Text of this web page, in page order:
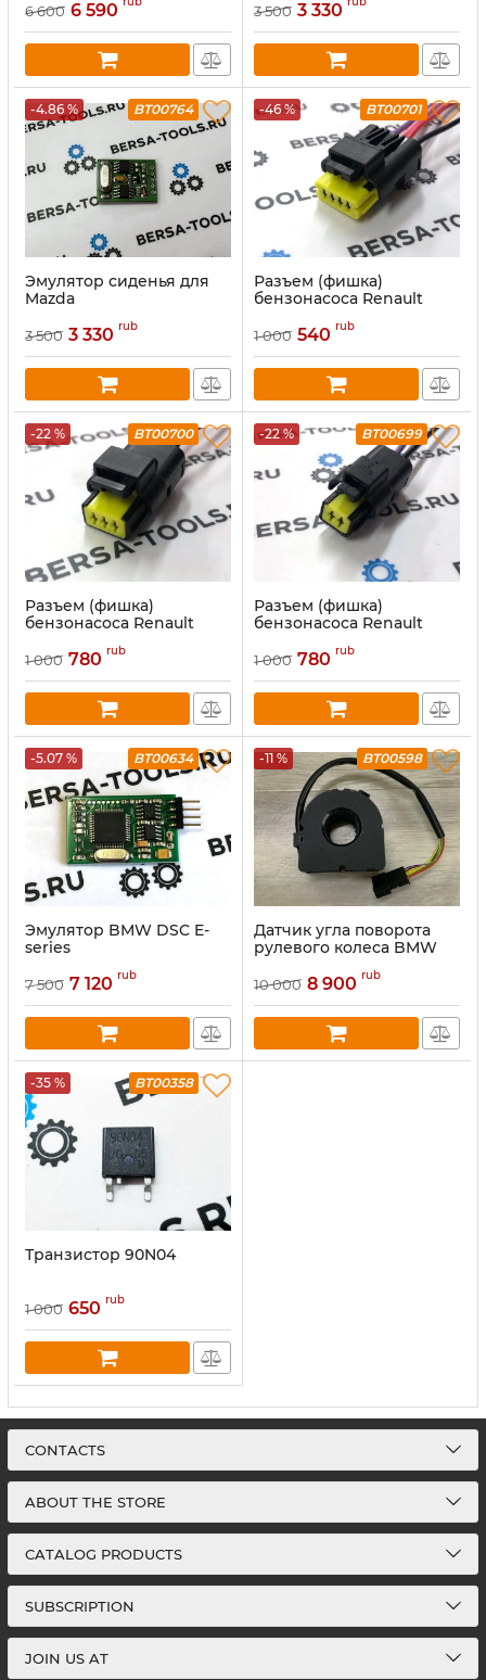
6 600 6 590 3 500 3 330
-4.86 % BT00764
Эмулятор сиденья для
Mazda
3 500 3 330 rub
-46 % BT00701
Разъем (фишка)
бензонасоса Renault
1 000 540 rub
-22 % BT00700
Разъем (фишка)
бензонасоса Renault
1 000 780 rub
-22 % BT00699
Разъем (фишка)
бензонасоса Renault
1 000 780 rub
-5.07 % BT00634
Эмулятор BMW DSC E-
series
7 500 7 120 rub
-11 % BT00598
Датчик угла поворота
рулевого колеса BMW
10 000 8 900 rub
-35 % BT00358
Транзистор 90N04
1 000 650 rub
CONTACTS
ABOUT THE STORE
CATALOG PRODUCTS
SUBSCRIPTION
JOIN US AT